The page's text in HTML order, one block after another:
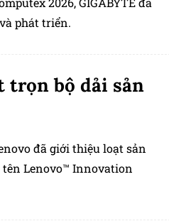
phát triển.
trọn bộ dải sản
đã giới thiệu loạt sản